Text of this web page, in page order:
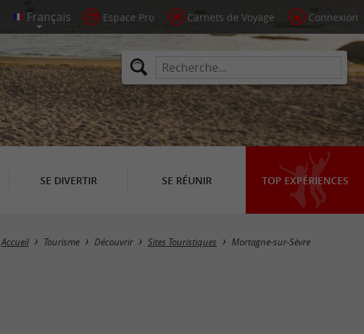
Espace Pro Carnets de Voyage Connexion
SE DIVERTIR SE RÉUNIR TOP EXPÉRIENCES
Masquer la carte
Accueil Tourisme Découvrir Sites Touristiques Mortagne-sur-Sèvre